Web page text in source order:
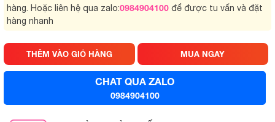
hàng. Hoặc liên hệ qua zalo:0984904100 để được tu vấn và đặt
hàng nhanh
THÊM VÀO GIỎ HÀNG MUA NGAY
CHAT QUA ZALO
0984904100